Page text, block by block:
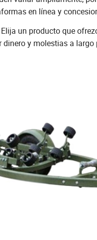
en línea y
Elija un producto que
y molestias a largo